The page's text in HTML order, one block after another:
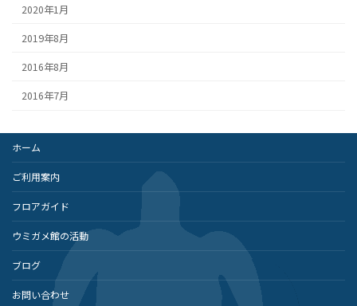
2020年1月
2019年8月
2016年8月
2016年7月
ホーム
ご利用案内
フロアガイド
ウミガメ館の活動
ブログ
お問い合わせ